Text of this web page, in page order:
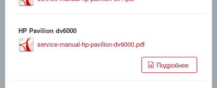
HP Pavilion dv6000
service-manual-hp-pavilion-dv6000.pdf
Подробнее